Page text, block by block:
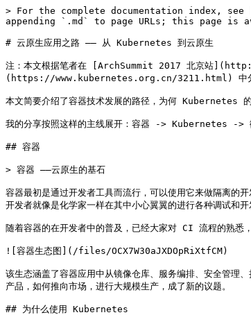
> For the complete documentation index,
appending `.md` to page URLs; this page is
# 云原生应用之路 —— 从 Kubernetes 到云原生
注：本文根据笔者在 [ArchSummit 2017 北京站
(https://www.kubernetes.org.cn/3211.html) 中分享
本文简要介绍了容器技术发展的路径，为何 Kubernetes
我的分享按照这样的主线展开：容器 -> Kubernetes -
## 容器
> 容器 ——云原生的基石
容器最初是通过开发者工具而流行，可以使用它来做隔离
开发者就像是化学家一样在其中小心翼翼的进行各种调试和开
随着容器的在开发者中的普及，已经大家对 CI 流程的熟悉
![容器生态图](/files/OCX7W30aJXDOpRiXtfCM)
该生态涵盖了容器应用中从镜像仓库、服务编排、安全管理
产品，如何推向市场，进行大规模生产，成了新的议题。
## 为什么使用 Kubernetes